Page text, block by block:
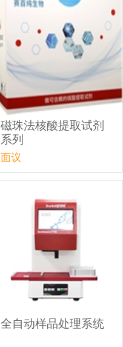
磁珠法核酸提取试剂
系列
面议
全自动样品处理系统